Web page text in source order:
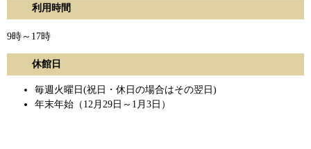
利用時間
9時～17時
休館日
毎週火曜日(祝日・休日の場合はその翌日)
年末年始（12月29日～1月3日）